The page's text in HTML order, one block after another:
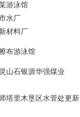
游泳馆
水厂
材料厂
布游泳馆
山石银源华强煤业
塔里木垦区水管处更